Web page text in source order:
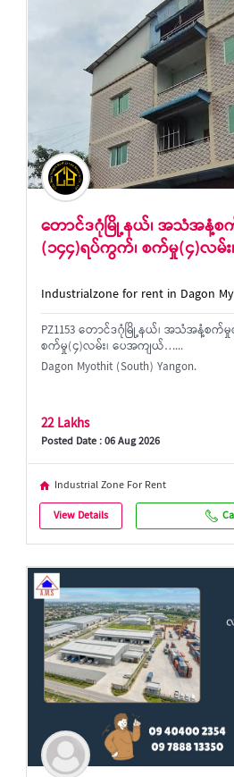
တောင်ဒဂုံမြို့နယ်၊ အသံအနံ့စ
(၁၄၄)ရပ်ကွက်၊ စက်မှု(၄)လမ်
Industrialzone for rent in Dagon
PZ1153 တောင်ဒဂုံမြို့နယ်၊ အသံအနံ့စက်မှု
စက်မှု(၄)လမ်း၊ ပေအကျယ်…...
Dagon Myothit (South) Yangon.
22 Lakhs
Posted Date : 06 Aug 2026
Industrial Zone For Rent
View Details